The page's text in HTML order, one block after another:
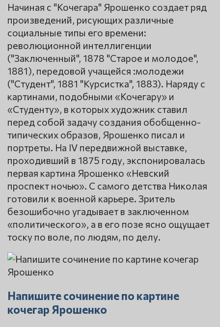
Начиная с "Кочегара" Ярошенко создает ряд
произведений, рисующих различные
социальные типы его времени:
революционной интеллигенции
("Заключенный", 1878 "Старое и молодое",
1881), передовой учащейся :молодежи
("Студент", 1881 "Курсистка", 1883). Наряду с
картинами, подобными «Кочегару» и
«Студенту», в которых художник ставил
перед собой задачу создания обобщенно-
типических образов, Ярошенко писал и
портреты. На IV передвижной выставке,
проходивший в 1875 году, экспонировалась
первая картина Ярошенко «Невский
проспект ночью». С самого детства Николая
готовили к военной карьере. Зритель
безошибочно угадывает в заключенном
«политического», а в его позе ясно ощущает
тоску по воле, по людям, по делу.
Напишите сочинение по картине
кочегар Ярошенко